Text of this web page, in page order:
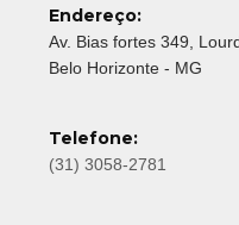
Endereço:
Av. Bias fortes 349,
Belo Horizonte - MG
Telefone:
(31) 3058-2781